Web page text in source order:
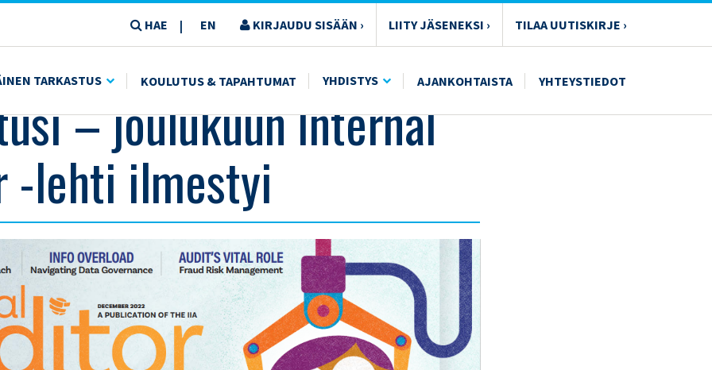
HAE | EN KIRJAUDU SISÄÄN › LIITY JÄSENEKSI › TILAA UUTISKIRJE ›
TARKASTUS KOULUTUS & TAPAHTUMAT YHDISTYS AJANKOHTAISTA YHTEYSTIEDOT
– joulukuun Internal
-lehti ilmestyi